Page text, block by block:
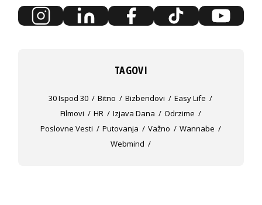
TAGOVI
30 Ispod 30 Bitno Bizbendovi
Easy Life
Filmovi
HR Izjava Dana
Odrzime
Poslovne Vesti
Putovanja Važno
Wannabe
Webmind